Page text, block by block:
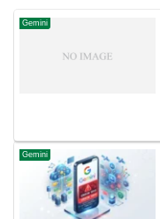
Gemini
Gemini